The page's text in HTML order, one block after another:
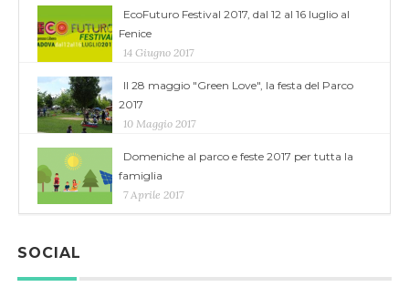
EcoFuturo Festival 2017, dal 12 al 16 luglio al
Fenice
14 Giugno 2017
Il 28 maggio "Green Love", la festa del Parco
2017
10 Maggio 2017
Domeniche al parco e feste 2017 per tutta la
famiglia
7 Aprile 2017
SOCIAL